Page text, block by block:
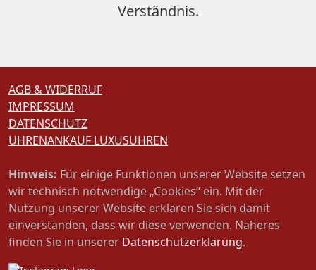
Verständnis.
AGB & WIDERRUF
IMPRESSUM
DATENSCHUTZ
UHRENANKAUF LUXUSUHREN
Hinweis: Für einige Funktionen unserer Website setzen
wir technisch notwendige „Cookies“ ein. Mit der
Nutzung unserer Website erklären Sie sich damit
einverstanden, dass wir diese verwenden. Näheres
finden Sie in unserer Datenschutzerklärung.